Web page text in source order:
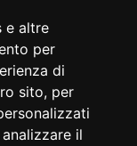
e altre
per
di
sito, per
il